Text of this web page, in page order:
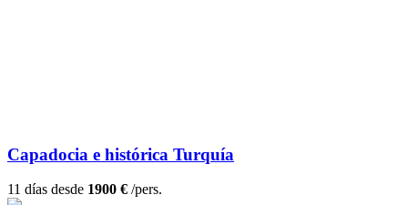
Capadocia e histórica Turquía
11 días desde 1900 € /pers.